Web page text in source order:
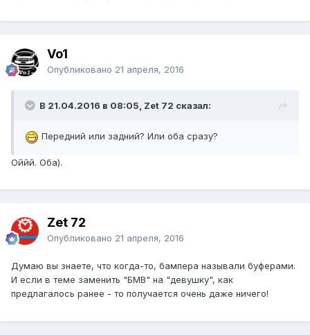
Vo1
Опубликовано 21 апреля, 2016
В 21.04.2016 в 08:05, Zet 72 сказал:
Передний или задний? Или оба сразу?
Оййй. Оба).
Zet 72
Опубликовано 21 апреля, 2016
Думаю вы знаете, что когда-то, бампера называли буферами.
И если в теме заменить "БМВ" на "девушку", как
предлагалось ранее - то получается очень даже ничего!